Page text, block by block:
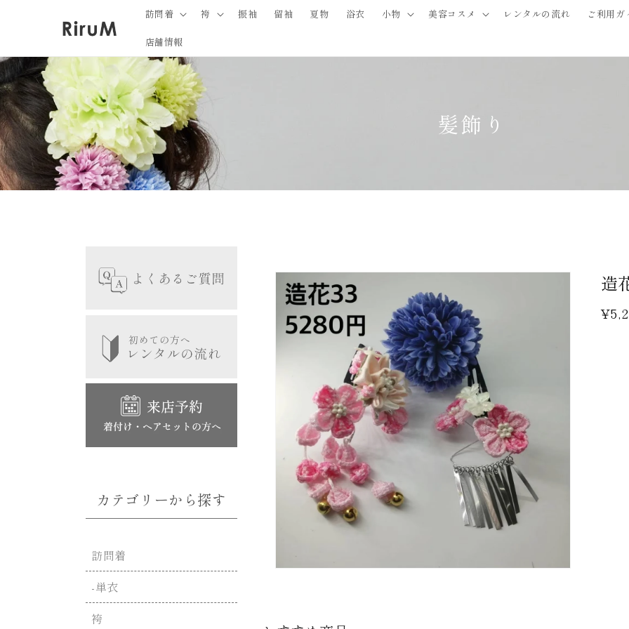
訪問着 袴 振袖 留袖 夏物 浴衣 小物 美容コスメ レンタルの流れ ご利用ガ
店舗情報
髪飾り
商品情
報にス
キップ
で
造
通
カテゴリーから探す
訪問着
-単衣
袴